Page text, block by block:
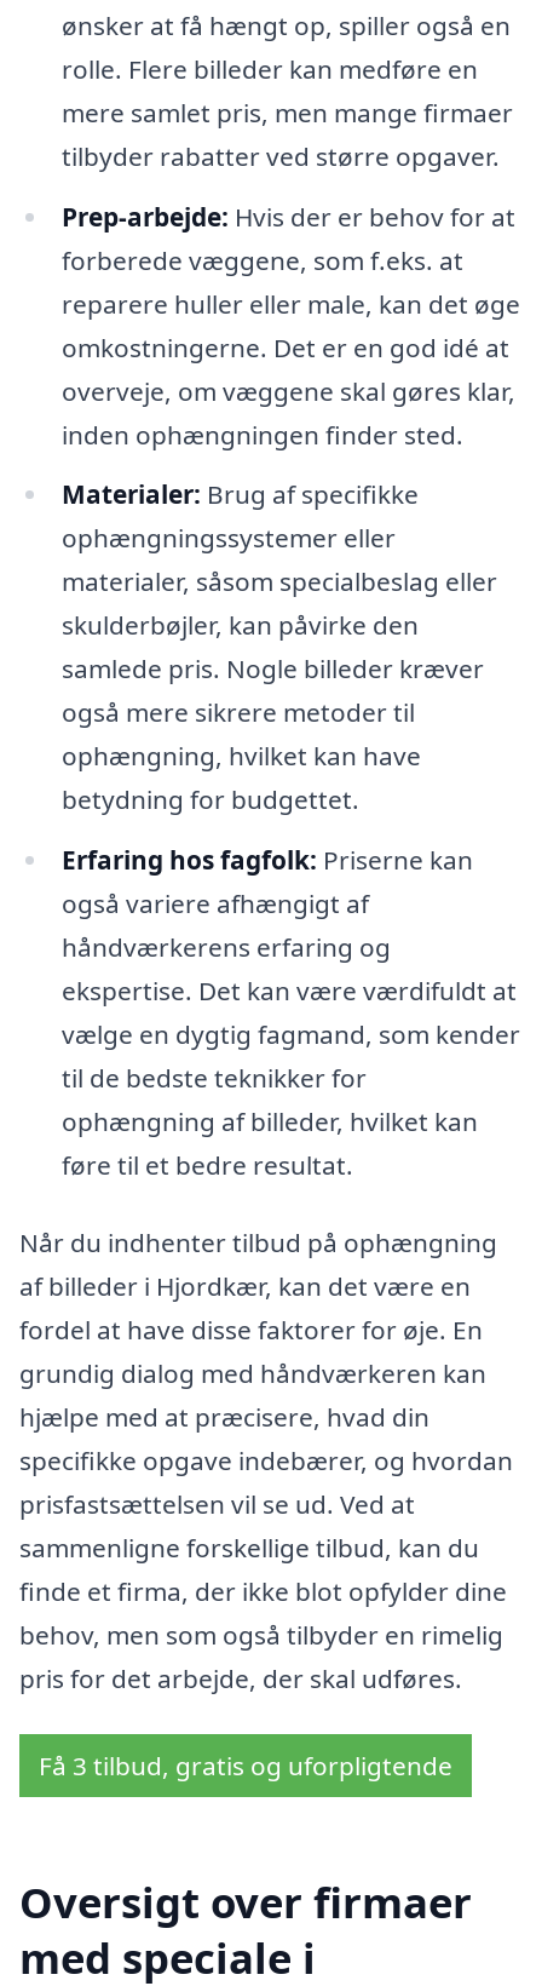
ønsker at få hængt op, spiller også en
rolle. Flere billeder kan medføre en
mere samlet pris, men mange firmaer
tilbyder rabatter ved større opgaver.
Prep-arbejde: Hvis der er behov for at
forberede væggene, som f.eks. at
reparere huller eller male, kan det øge
omkostningerne. Det er en god idé at
overveje, om væggene skal gøres klar,
inden ophængningen finder sted.
Materialer: Brug af specifikke
ophængningssystemer eller
materialer, såsom specialbeslag eller
skulderbøjler, kan påvirke den
samlede pris. Nogle billeder kræver
også mere sikrere metoder til
ophængning, hvilket kan have
betydning for budgettet.
Erfaring hos fagfolk: Priserne kan
også variere afhængigt af
håndværkerens erfaring og
ekspertise. Det kan være værdifuldt at
vælge en dygtig fagmand, som kender
til de bedste teknikker for
ophængning af billeder, hvilket kan
føre til et bedre resultat.
Når du indhenter tilbud på ophængning
af billeder i Hjordkær, kan det være en
fordel at have disse faktorer for øje. En
grundig dialog med håndværkeren kan
hjælpe med at præcisere, hvad din
specifikke opgave indebærer, og hvordan
prisfastsættelsen vil se ud. Ved at
sammenligne forskellige tilbud, kan du
finde et firma, der ikke blot opfylder dine
behov, men som også tilbyder en rimelig
pris for det arbejde, der skal udføres.
Få 3 tilbud, gratis og uforpligtende
Oversigt over firmaer
med speciale i